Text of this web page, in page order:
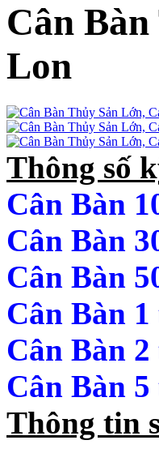
Cân
Lon
Thông số
Cân Bàn
Cân Bàn
Cân Bàn
Cân Bàn
Cân Bàn
Cân Bàn
Thông tin